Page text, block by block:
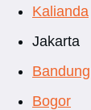
Kalianda
Jakarta
Bandung
Bogor